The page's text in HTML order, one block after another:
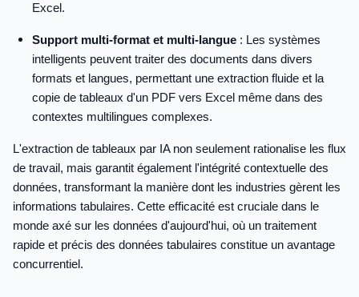
Excel.
Support multi-format et multi-langue : Les systèmes
intelligents peuvent traiter des documents dans divers
formats et langues, permettant une extraction fluide et la
copie de tableaux d'un PDF vers Excel même dans des
contextes multilingues complexes.
L'extraction de tableaux par IA non seulement rationalise les flux
de travail, mais garantit également l'intégrité contextuelle des
données, transformant la manière dont les industries gèrent les
informations tabulaires. Cette efficacité est cruciale dans le
monde axé sur les données d'aujourd'hui, où un traitement
rapide et précis des données tabulaires constitue un avantage
concurrentiel.